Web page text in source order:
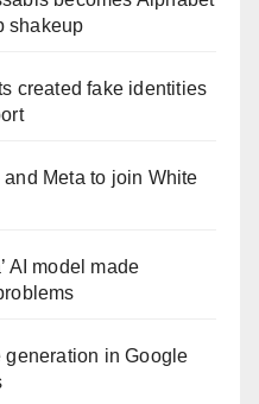
shakeup
created fake identities
Meta to join White
AI model made
in Google